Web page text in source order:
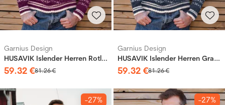
Garnius Design
HUSAVIK Islender Herren Rotlila (Merinor)
59.32 €81.26€
Garnius Design
HUSAVIK Islender Herren Graublau (Merinor)
59.32 €81.26€
-27% -27%